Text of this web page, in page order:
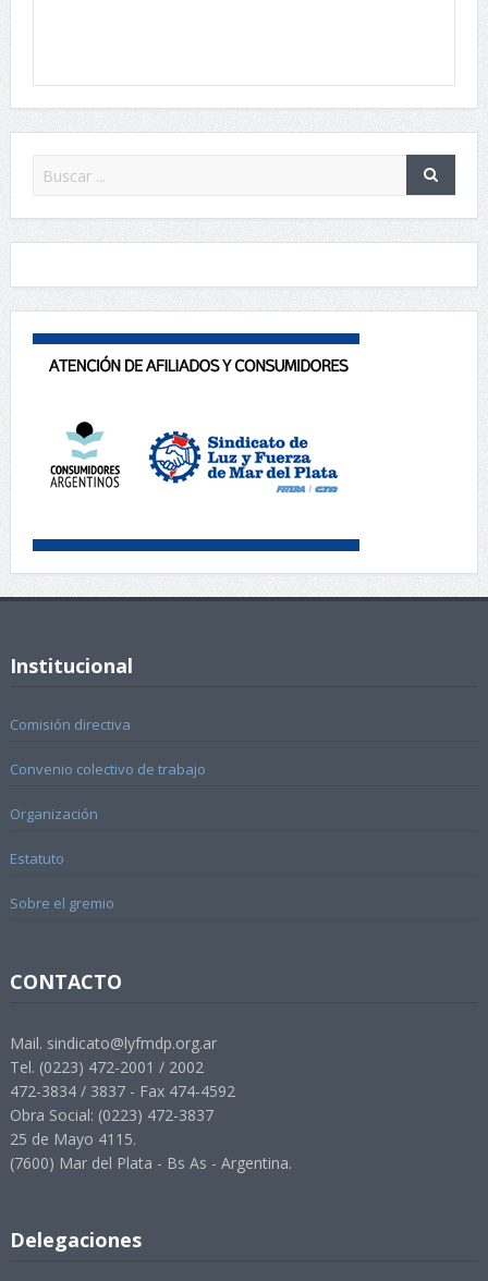
Institucional
Comisión directiva
Convenio colectivo de trabajo
Organización
Estatuto
Sobre el gremio
CONTACTO
Mail. sindicato@lyfmdp.org.ar
Tel. (0223) 472-2001 / 2002
472-3834 / 3837 - Fax 474-4592
Obra Social: (0223) 472-3837
25 de Mayo 4115.
(7600) Mar del Plata - Bs As - Argentina.
Delegaciones